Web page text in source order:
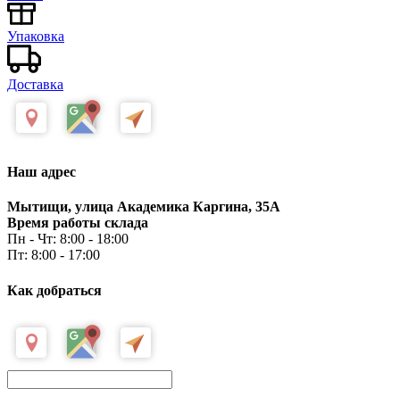
Упаковка
Доставка
Наш адрес
Мытищи, улица Академика Каргина, 35А
Время работы склада
Пн - Чт: 8:00 - 18:00
Пт: 8:00 - 17:00
Как добраться